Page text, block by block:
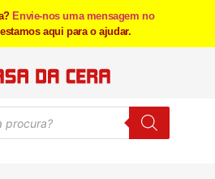
Envie-nos uma mensagem no
aqui para o ajudar.